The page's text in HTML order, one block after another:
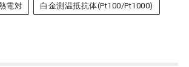
電対 白金測温抵抗体(Pt100/Pt1000)